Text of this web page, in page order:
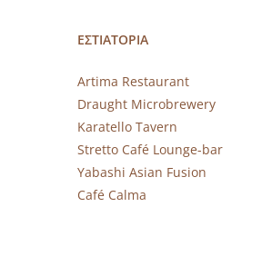
ΕΣΤΙΑΤΟΡΙΑ
Artima Restaurant
Draught Microbrewery
Karatello Tavern
Stretto Café Lounge-bar
Yabashi Asian Fusion
Café Calma